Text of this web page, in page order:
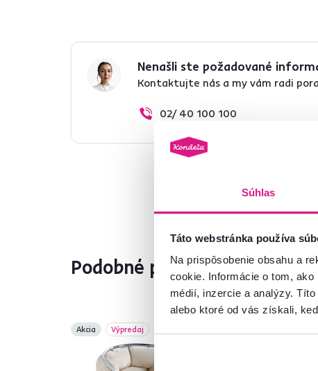
Súhlas
Táto webstránka používa
Na prispôsobenie obsahu a
cookie. Informácie o tom,
médií, inzercie a analýzy.
alebo ktoré od vás získali,
Nenašli ste požadované
Kontaktujte nás a my vám radi
02/ 40 100 100
Podobné produkty
Akcia Výpredaj